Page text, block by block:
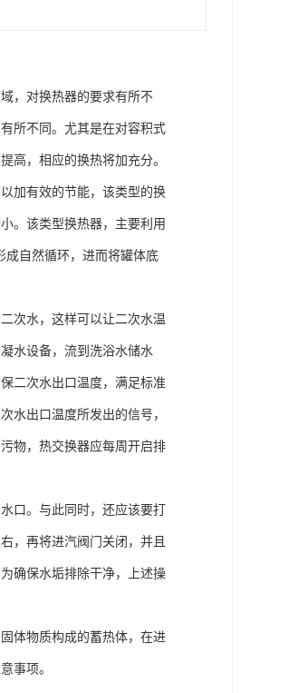
，对换热器的要求有所不
所不同。尤其是在对容积式
高，相应的换热将加充分。
加有效的节能，该类型的换
。该类型换热器，主要利用
自然循环，进而将罐体底
次水，这样可以让二次水温
水设备，流到洗浴水储水
二次水出口温度，满足标准
水出口温度所发出的信号，
物，热交换器应每周开启排
口。与此同时，还应该要打
，再将进汽阀门关闭，并且
确保水垢排除干净，上述操
体物质构成的蓄热体，在进
事项。